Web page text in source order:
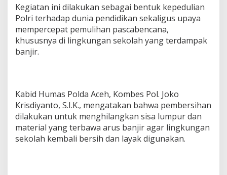
e
s
a
n
s
c
a
b
a
n
Kegiatan ini dilakukan sebagai bentuk kepedulian
Polri terhadap dunia pendidikan sekaligus upaya
mempercepat pemulihan pascabencana,
khususnya di lingkungan sekolah yang terdampak
banjir.
Kabid Humas Polda Aceh, Kombes Pol. Joko
Krisdiyanto, S.I.K., mengatakan bahwa pembersihan
dilakukan untuk menghilangkan sisa lumpur dan
material yang terbawa arus banjir agar lingkungan
sekolah kembali bersih dan layak digunakan.